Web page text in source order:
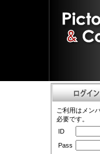
ご利用はメン
必要です。
ID
Pass